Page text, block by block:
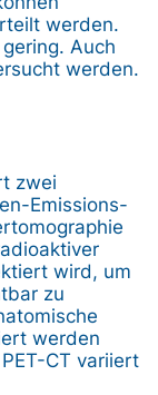
werden.
Auch
werden.
zwei
Emissions-
wird, um
zu
werden
CT variiert